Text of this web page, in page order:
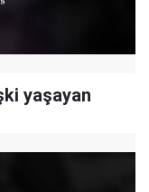
yaşayan